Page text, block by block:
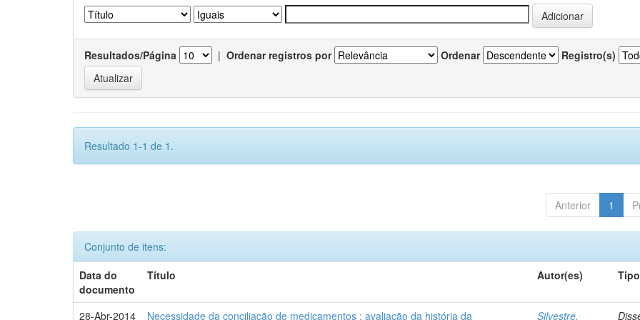
Resultados/Página | Ordenar registros por Ordenar Registro(s)
Resultado 1-1 de 1.
Anterior 1
Conjunto de itens:
Data do
documento
Título Autor(es) Tipo
28-Abr-2014 Necessidade da conciliação de medicamentos : avaliação da história da Silvestre,